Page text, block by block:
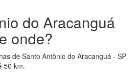
do Aracanguá
onde?
de Santo Antônio do Aracanguá - SP
50 km.